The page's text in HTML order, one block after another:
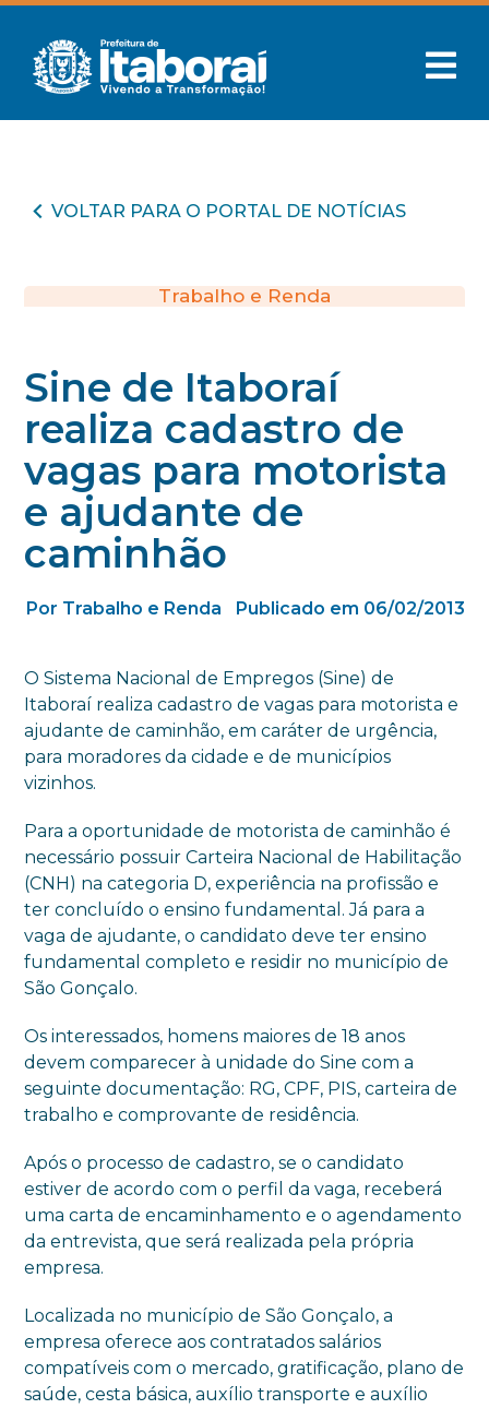
VOLTAR PARA O PORTAL DE NOTÍCIAS
Trabalho e Renda
Sine de Itaboraí
realiza cadastro de
vagas para motorista
e ajudante de
caminhão
Por Trabalho e Renda Publicado em 06/02/2013
O Sistema Nacional de Empregos (Sine) de
Itaboraí realiza cadastro de vagas para motorista e
ajudante de caminhão, em caráter de urgência,
para moradores da cidade e de municípios
vizinhos.
Para a oportunidade de motorista de caminhão é
necessário possuir Carteira Nacional de Habilitação
(CNH) na categoria D, experiência na profissão e
ter concluído o ensino fundamental. Já para a
vaga de ajudante, o candidato deve ter ensino
fundamental completo e residir no município de
São Gonçalo.
Os interessados, homens maiores de 18 anos
devem comparecer à unidade do Sine com a
seguinte documentação: RG, CPF, PIS, carteira de
trabalho e comprovante de residência.
Após o processo de cadastro, se o candidato
estiver de acordo com o perfil da vaga, receberá
uma carta de encaminhamento e o agendamento
da entrevista, que será realizada pela própria
empresa.
Localizada no município de São Gonçalo, a
empresa oferece aos contratados salários
compatíveis com o mercado, gratificação, plano de
saúde, cesta básica, auxílio transporte e auxílio